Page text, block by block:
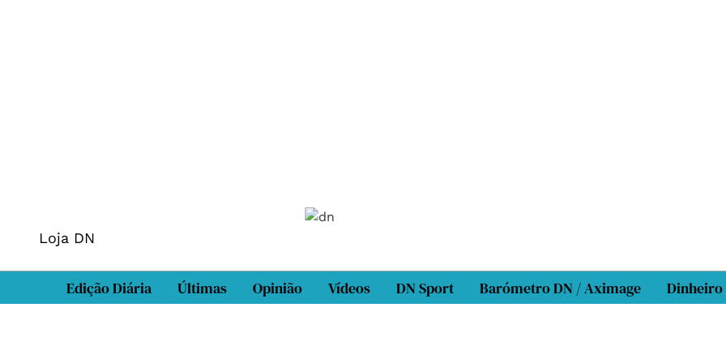
Loja DN
Edição Diária Últimas Opinião Vídeos DN Sport Barómetro DN / Aximage Dinheiro